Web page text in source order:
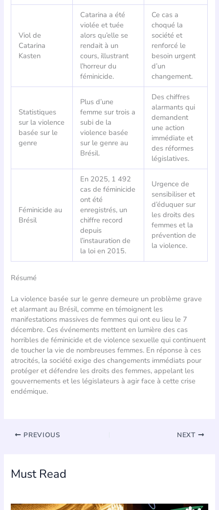
Viol de
Catarina
Kasten
Catarina a été
violée et tuée
alors qu’elle se
rendait à un
cours, illustrant
l’horreur du
féminicide.
Ce cas a
choqué la
société et
renforcé le
besoin urgent
d’un
changement.
Statistiques
sur la violence
basée sur le
genre
Plus d’une
femme sur trois a
subi de la
violence basée
sur le genre au
Brésil.
Des chiffres
alarmants qui
demandent
une action
immédiate et
des réformes
législatives.
Féminicide au
Brésil
En 2025, 1 492
cas de féminicide
ont été
enregistrés, un
chiffre record
depuis
l’instauration de
la loi en 2015.
Urgence de
sensibiliser et
d’éduquer sur
les droits des
femmes et la
prévention de
la violence.
Résumé
La violence basée sur le genre demeure un problème grave
et alarmant au Brésil, comme en témoignent les
manifestations massives de femmes qui ont eu lieu le 7
décembre. Ces événements mettent en lumière des cas
horribles de féminicide et de violence sexuelle qui continuent
de toucher la vie de nombreuses femmes. En réponse à ces
atrocités, la société exige des changements immédiats pour
protéger et défendre les droits des femmes, appelant les
gouvernements et les législateurs à agir face à cette crise
endémique.
PREVIOUS NEXT
Must Read